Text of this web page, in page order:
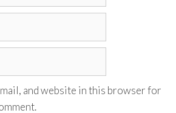
and website in this browser for